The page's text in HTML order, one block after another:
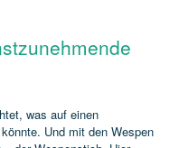
was auf einen
Und mit den Wespen